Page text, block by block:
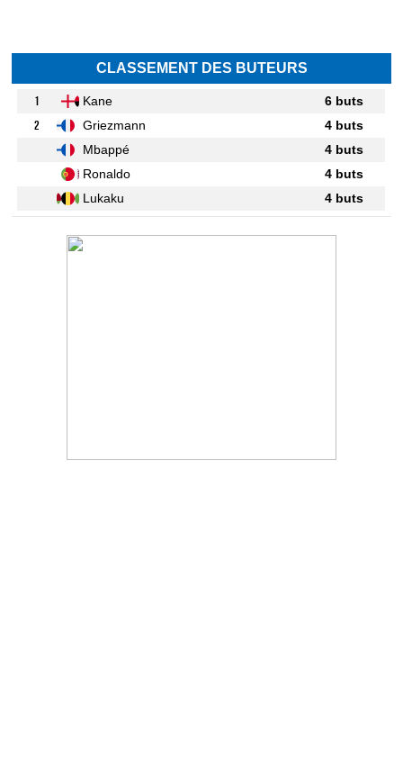
CLASSEMENT DES BUTEURS
1 Kane
6 buts
2
Griezmann
4 buts
Mbappé
4 buts
Ronaldo
4 buts
Lukaku
4 buts